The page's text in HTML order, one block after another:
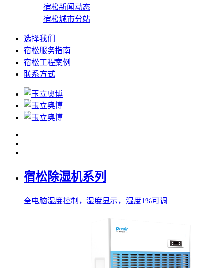
宿松新闻动态
宿松城市分站
选择我们
宿松服务指南
宿松工程案例
联系方式
宿松除湿机系列
全电脑湿度控制，湿度显示，湿度1%可调